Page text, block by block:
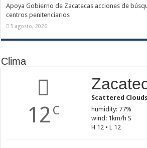
Apoya Gobierno de Zacatecas acciones de
centros penitenciarios
5 agosto, 2026
Clima
12 C
Scattered Clouds
humidity: 77%
wind: 1km/h S
H 12 • L 12